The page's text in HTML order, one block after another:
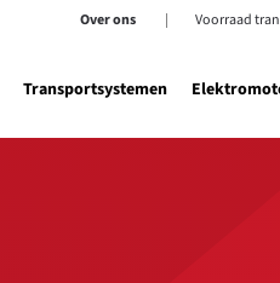
Over ons | Voorraad
Transportsystemen